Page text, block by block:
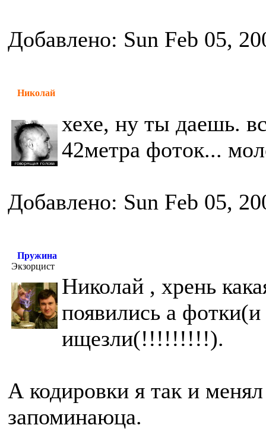
Добавлено: Sun Feb 05,
Николай
хехе, ну ты даешь.
42метра фоток...
Добавлено: Sun Feb 05,
Пружина
Экзорцист
Николай , хрень
появились а
ищезли(!!!!!!!!!).
А кодировки я так и
запоминаюца.